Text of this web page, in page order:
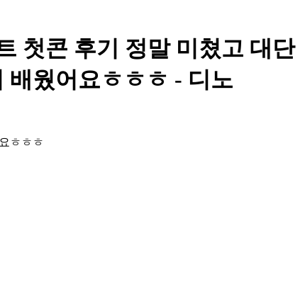
첫콘 후기 정말 미쳤고 대단
배웠어요ㅎㅎㅎ - 디노
ㅎㅎㅎ